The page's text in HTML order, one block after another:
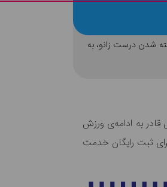
شدن درست زانو، به
به ادامه‌ی ورزش
ثبت رایگان خدمت